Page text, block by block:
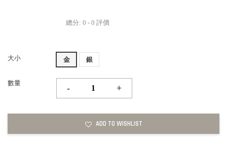
總分: 0 - 0 評價
大小 金 銀
數量
- +
ADD TO WISHLIST